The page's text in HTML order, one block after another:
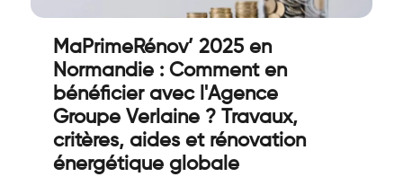
MaPrimeRénov’ 2025 en
Normandie : Comment en
bénéficier avec l'Agence
Groupe Verlaine ? Travaux,
critères, aides et rénovation
énergétique globale